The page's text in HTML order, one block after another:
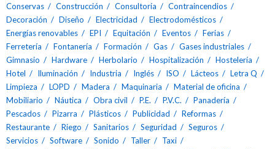
Conservas
Construcción Consultoría
Contraincendios
Decoración
Diseño Electricidad
Electrodomésticos
Energías renovables
EPI Equitación Eventos
Ferias
Ferretería
Fontanería Formación Gas
Gases industriales
Gimnasio
Hardware Herbolario Hospitalización
Hostelería
Hotel
Iluminación Industria Inglés ISO Lácteos
Letra Q
Limpieza
LOPD Madera Maquinaria
Material de oficina
Mobiliario
Náutica Obra civil P.E. P.V.C.
Panadería
Pescados
Pizarra Plásticos Publicidad
Reformas
Restaurante
Riego Sanitarios Seguridad
Seguros
Servicios
Software Sonido Taller
Taxi